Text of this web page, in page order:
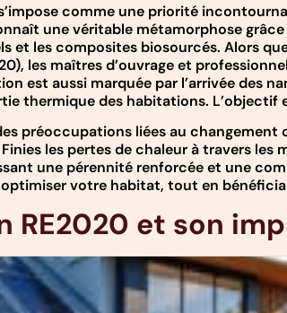
comme une priorité
une véritable métamorphose
et les composites biosourcés. Alors
les maîtres d’ouvrage et
est aussi marquée par l’arrivée
thermique des habitations.
préoccupations liées au
les pertes de chaleur à travers
une pérennité renforcée et une
votre habitat, tout en
RE2020 et son